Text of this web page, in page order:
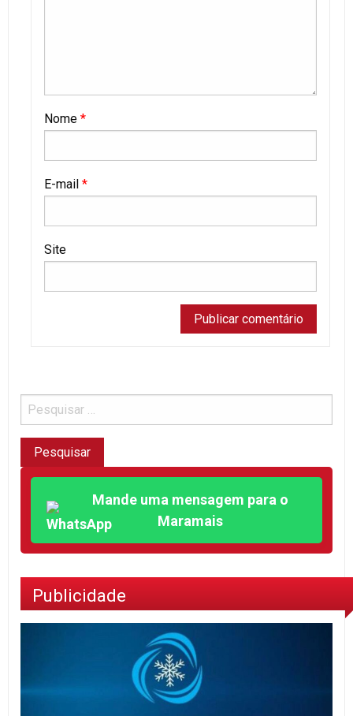
Nome *
E-mail *
Site
Mande uma mensagem para o
Maramais
Publicidade